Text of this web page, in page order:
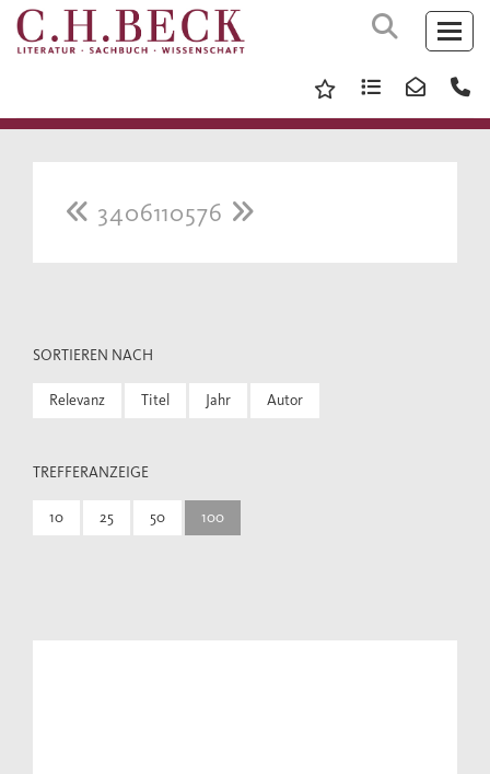
3406110576
SORTIEREN NACH
Relevanz Titel Jahr Autor
TREFFERANZEIGE
10 25 50 100